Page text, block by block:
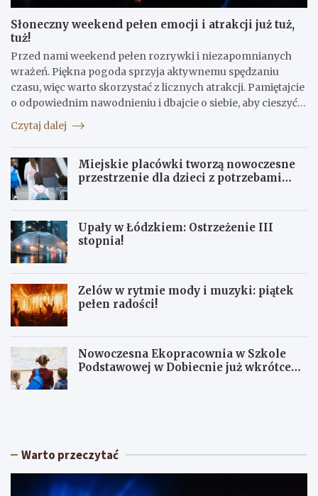
Słoneczny weekend pełen emocji i atrakcji już tuż,
tuż!
Przed nami weekend pełen rozrywki i niezapomnianych
wrażeń. Piękna pogoda sprzyja aktywnemu spędzaniu
czasu, więc warto skorzystać z licznych atrakcji. Pamiętajcie
o odpowiednim nawodnieniu i dbajcie o siebie, aby cieszyć…
Czytaj dalej
Miejskie placówki tworzą nowoczesne
przestrzenie dla dzieci z potrzebami
Upały w Łódzkiem: Ostrzeżenie III
stopnia!
Zelów w rytmie mody i muzyki: piątek
pełen radości!
Nowoczesna Ekopracownia w Szkole
Podstawowej w Dobiecnie już wkrótce
S
c
U
w Warto przeczytać